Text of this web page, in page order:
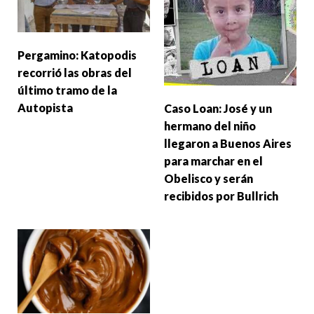
Pergamino: Katopodis
recorrió las obras del
último tramo de la
Autopista
Caso Loan: José y un
hermano del niño
llegaron a Buenos Aires
para marchar en el
Obelisco y serán
recibidos por Bullrich